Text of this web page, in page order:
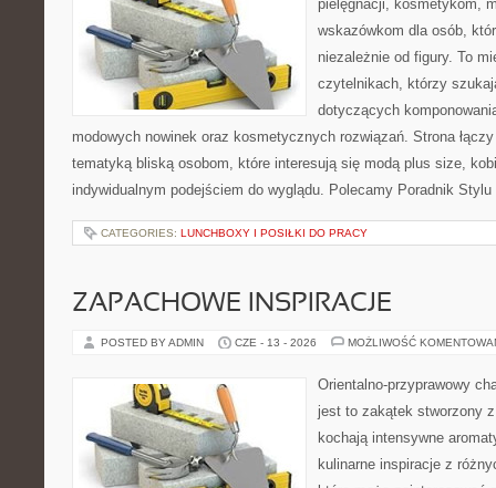
pielęgnacji, kosmetykom,
wskazówkom dla osób,
niezależnie od figury. To
czytelnikach, którzy
dotyczących
modowych nowinek oraz kosmetycznych rozwiązań. Strona
tematyką bliską osobom, które interesują się modą plus size,
indywidualnym podejściem do wyglądu. Polecamy Poradnik
CATEGORIES: LUNCHBOXY I POSIŁKI DO PRACY
ZAPACHOWE INSPIRACJE
POSTED BY ADMIN CZE - 13 - 2026 MOŻLIWOŚĆ
Orientalno-przyprawowy
jest to zakątek stworzony
kochają intensywne
kulinarne inspiracje z